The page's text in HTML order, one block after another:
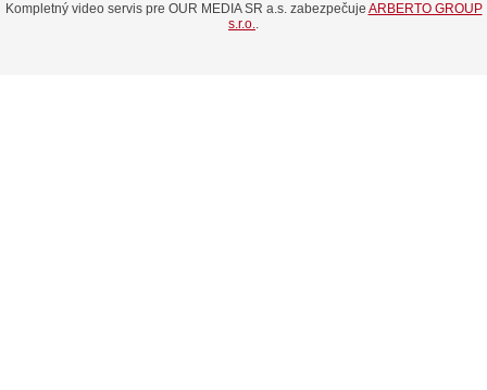
Kompletný video servis pre OUR MEDIA SR a.s. zabezpečuje ARBERTO GROUP
s.r.o..